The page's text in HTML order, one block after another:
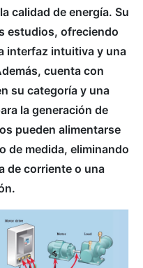
calidad de energía. Su
estudios, ofreciendo
interfaz intuitiva y una
cuenta con
su categoría y una
la generación de
pueden alimentarse
de medida, eliminando
de corriente o una